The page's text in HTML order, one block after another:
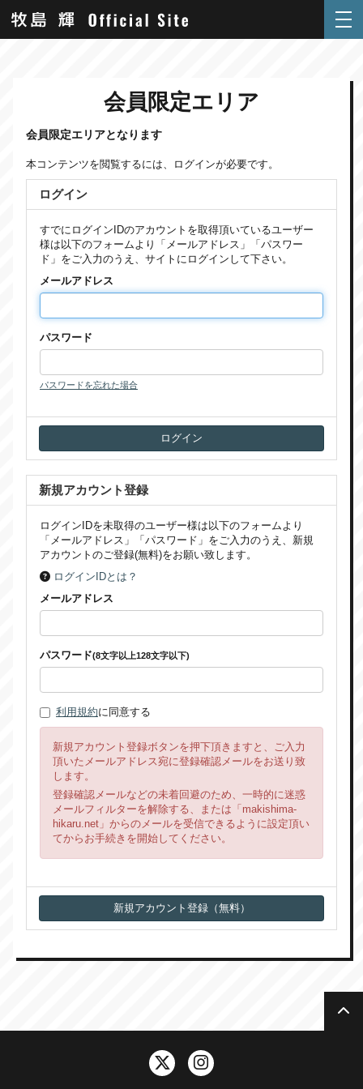
会員限定エリア
会員限定エリアとなります
本コンテンツを閲覧するには、ログインが必要です。
ログイン
すでにログインIDのアカウントを取得頂いているユーザー
様は以下のフォームより「メールアドレス」「パスワー
ド」をご入力のうえ、サイトにログインして下さい。
メールアドレス
パスワード
パスワードを忘れた場合
新規アカウント登録
ログインIDを未取得のユーザー様は以下のフォームより
「メールアドレス」「パスワード」をご入力のうえ、新規
アカウントのご登録(無料)をお願い致します。
ログインIDとは？
メールアドレス
パスワード(8文字以上128文字以下)
利用規約に同意する
新規アカウント登録ボタンを押下頂きますと、ご入力
頂いたメールアドレス宛に登録確認メールをお送り致
します。
登録確認メールなどの未着回避のため、一時的に迷惑
メールフィルターを解除する、または「makishima-
hikaru.net」からのメールを受信できるように設定頂い
てからお手続きを開始してください。